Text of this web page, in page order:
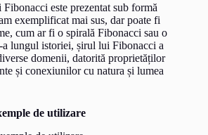
este prezentat sub formă
exemplificat mai sus, dar poate fi
cum ar fi o spirală Fibonacci sau o
a lungul istoriei, șirul lui Fibonacci a
domenii, datorită proprietăților
și conexiunilor cu natura și lumea
de utilizare